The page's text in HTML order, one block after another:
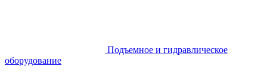
Подъемное и гидравлическое
оборудование